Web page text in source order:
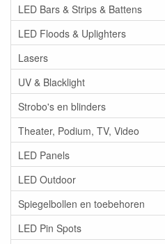
LED Bars & Strips & Battens
LED Floods & Uplighters
Lasers
UV & Blacklight
Strobo's en blinders
Theater, Podium, TV, Video
LED Panels
LED Outdoor
Spiegelbollen en toebehoren
LED Pin Spots